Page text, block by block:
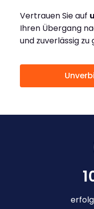
Vertrauen Sie auf
Ihren Übergang
und zuverlässig